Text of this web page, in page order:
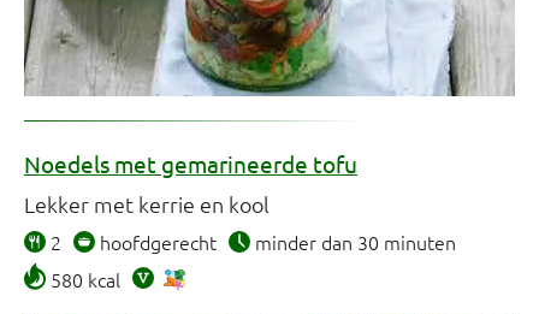
Noedels met gemarineerde tofu
Lekker met kerrie en kool
2 hoofdgerecht
minder dan 30 minuten
580 kcal